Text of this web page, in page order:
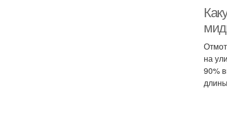
на
90%